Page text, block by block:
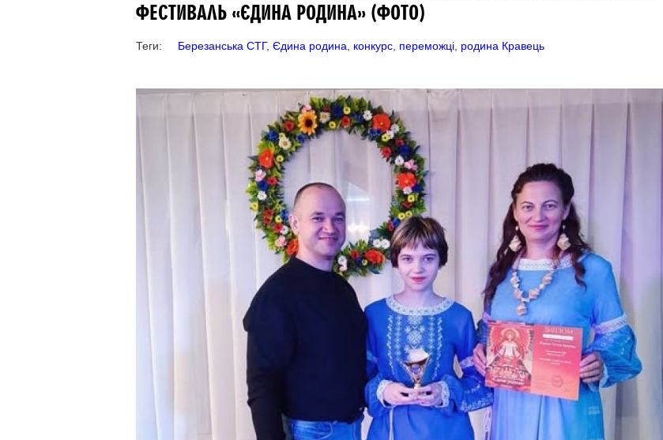
ФЕСТИВАЛЬ «ЄДИНА РОДИНА» (ФОТО)
Теги: Березанська СТГ, Єдина родина конкурс переможці родина Кравець